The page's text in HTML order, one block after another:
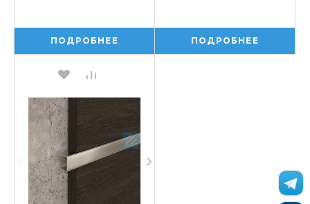
ПОДРОБНЕЕ ПОДРОБНЕЕ